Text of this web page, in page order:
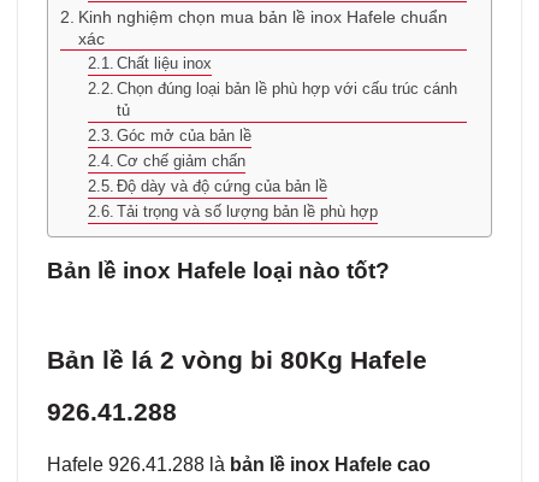
Kinh nghiệm chọn mua bản lề inox Hafele chuẩn
xác
Chất liệu inox
Chọn đúng loại bản lề phù hợp với cấu trúc cánh
tủ
Góc mở của bản lề
Cơ chế giảm chấn
Độ dày và độ cứng của bản lề
Tải trọng và số lượng bản lề phù hợp
Bản lề inox Hafele loại nào tốt?
Bản lề lá 2 vòng bi 80Kg Hafele
926.41.288
Hafele 926.41.288 là bản lề inox Hafele cao